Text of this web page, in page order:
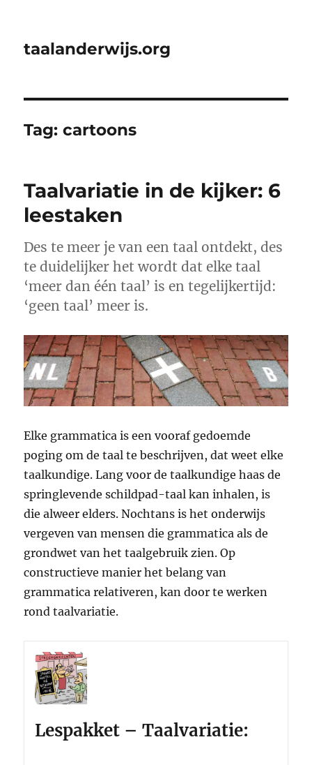
taalanderwijs.org
Tag:cartoons
Taalvariatie in de kijker: 6
leestaken
Des te meer je van een taal ontdekt, des
te duidelijker het wordt dat elke taal
‘meer dan één taal’ is en tegelijkertijd:
‘geen taal’ meer is.
Elke grammatica is een vooraf gedoemde
poging om de taal te beschrijven, dat weet elke
taalkundige. Lang voor de taalkundige haas de
springlevende schildpad-taal kan inhalen, is
die alweer elders. Nochtans is het onderwijs
vergeven van mensen die grammatica als de
grondwet van het taalgebruik zien. Op
constructieve manier het belang van
grammatica relativeren, kan door te werken
rond taalvariatie.
Lespakket – Taalvariatie: